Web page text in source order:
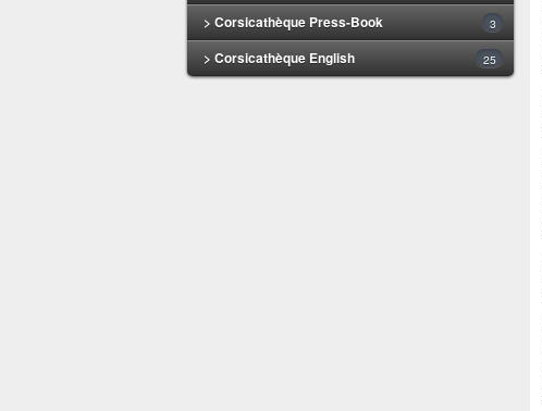
> Corsicathèque Press-Book 3
> Corsicathèque English 25